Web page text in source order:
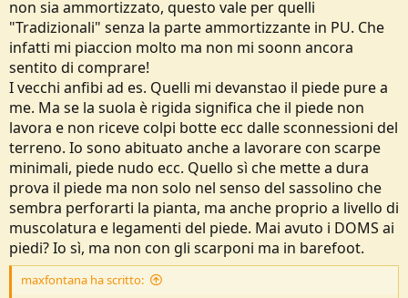
non sia ammortizzato, questo vale per quelli
"Tradizionali" senza la parte ammortizzante in PU. Che
infatti mi piaccion molto ma non mi soonn ancora
sentito di comprare!
I vecchi anfibi ad es. Quelli mi devanstao il piede pure a
me. Ma se la suola è rigida significa che il piede non
lavora e non riceve colpi botte ecc dalle sconnessioni del
terreno. Io sono abituato anche a lavorare con scarpe
minimali, piede nudo ecc. Quello sì che mette a dura
prova il piede ma non solo nel senso del sassolino che
sembra perforarti la pianta, ma anche proprio a livello di
muscolatura e legamenti del piede. Mai avuto i DOMS ai
piedi? Io sì, ma non con gli scarponi ma in barefoot.
maxfontana ha scritto: